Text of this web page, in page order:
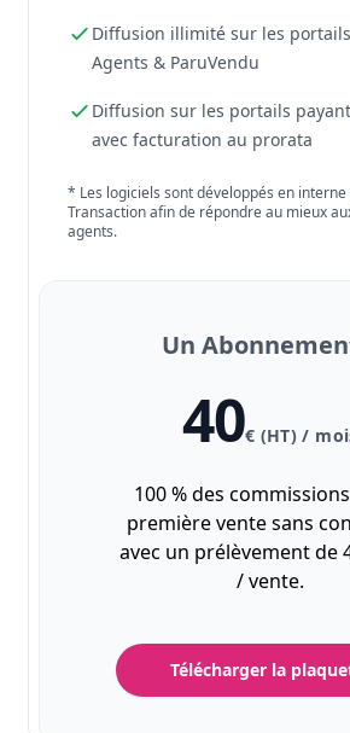
Diffusion illimité sur les
Agents & ParuVendu
Diffusion sur les portails
avec facturation au prorata
* Les logiciels sont développés en
Transaction afin de répondre au mieux
agents.
Un
40€ (HT) /
100 % des
première vente sans
avec un prélèvement de
/ vente.
Télécharger la